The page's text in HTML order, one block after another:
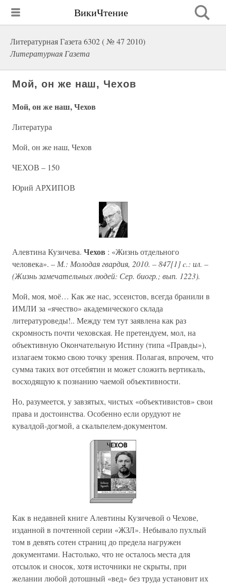
ВикиЧтение
Литературная Газета 6302 ( № 47 2010)
Литературная Газета
Мой, он же наш, Чехов
Мой, он же наш, Чехов
Литература
Мой, он же наш, Чехов
ЧЕХОВ – 150
Юрий АРХИПОВ
Алевтина Кузичева. Чехов : «Жизнь отдельного
человека». – М.: Молодая гвардия, 2010. – 847[1] c.: ил. –
(Жизнь замечательных людей: Сер. биогр.; вып. 1223).
Мой, моя, моё… Как же нас, эссеистов, всегда бранили в
ИМЛИ за «ячество» академического склада
литературоведы!.. Между тем тут заявлена как раз
скромность почти чеховская. Не претендуем, мол, на
объективную Окончательную Истину (типа «Правды»),
излагаем токмо свою точку зрения. Полагая, впрочем, что
сумма таких вот отсебятин и может сложить вертикаль,
восходящую к познанию чаемой объективности.
Но, разумеется, у завзятых, чистых «объективистов» свои
права и достоинства. Особенно если орудуют не
кувалдой-догмой, а скальпелем-документом.
Как в недавней книге Алевтины Кузичевой о Чехове,
изданной в почтенной серии «ЖЗЛ». Небывало пухлый
том в девять сотен страниц до предела нагружен
документами. Настолько, что не осталось места для
отсылок и сносок, хотя источники не скрыты, при
желании любой дотошный «вед» без труда установит их